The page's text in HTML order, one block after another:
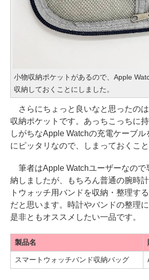
小物収納ポケットがあるので、Apple
収納しておくことにしました。
さらにちょっと良いなと思ったの
収納ポケットです。あっちこっちに
しがちなApple Watchの充電ケーブ
にピッタリなので、しまっておくこと
筆者はApple Watchユーザーなので
納しましたが、もちろん普通の腕時
トウォッチ用バンドを収納・整理す
だと思います。時計やバンドの整理に
是非ともオススメしたい一品です。
製品名
スマートウォッチバンド収納バッグ